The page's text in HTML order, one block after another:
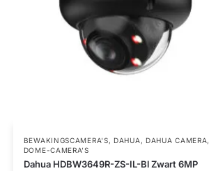
BEWAKINGSCAMERA'S, DAHUA, DAHUA CAMERA,
DOME-CAMERA’S
Dahua HDBW3649R-ZS-IL-Bl Zwart 6MP